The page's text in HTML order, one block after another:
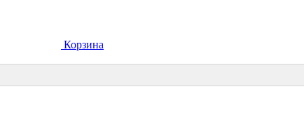
Корзина